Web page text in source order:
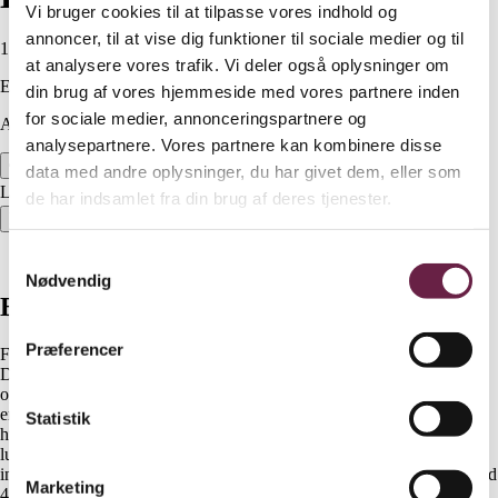
Vi bruger cookies til at tilpasse vores indhold og
annoncer, til at vise dig funktioner til sociale medier og til
at analysere vores trafik. Vi deler også oplysninger om
din brug af vores hjemmeside med vores partnere inden
for sociale medier, annonceringspartnere og
analysepartnere. Vores partnere kan kombinere disse
data med andre oplysninger, du har givet dem, eller som
de har indsamlet fra din brug af deres tjenester.
Nødvendig
Præferencer
Statistik
Marketing
1.120,00DKK
Ekskl. moms
Available on backorder
Ledlenser Workers Friend – 4-i-1 arbejdslampe & Thermos
Lifestyle Sampak antal
Beskrivelse
Fire lygter i én – fra kraftig lommelygte til ultratynd inspektionslampe.
Den magnetiske base og de fleksible hoveder gør det nemt at få
optimal belysning, uanset arbejdsopgaven. Ledlenser Workers Friend
er udviklet til dig, der kræver fleksibel og pålidelig belysning i
hverdagen. Med sit smarte 4-i-1 system får du både en kraftig 280
lumen fokuserbar lommelygte, en 350 lumen COB-LED
inspektionslampe, en 32 cm fleksibel svanehalslampe samt en ultratynd
4,3 mm inspektionslampe – alt samlet i ét kompakt og robust design.